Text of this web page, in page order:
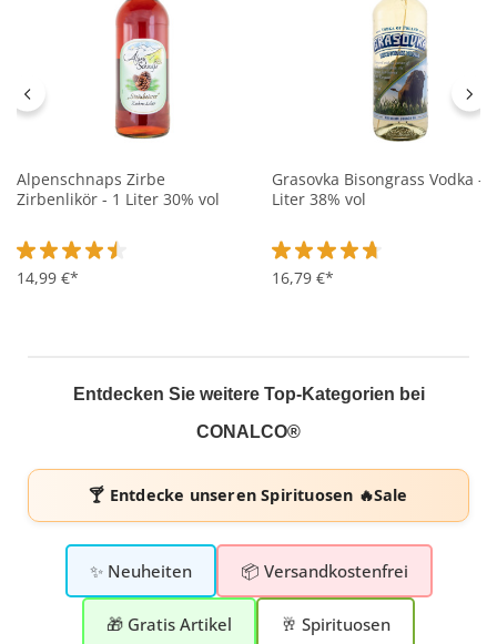
Alpenschnaps Zirbe
Zirbenlikör - 1 Liter 30% vol
Durchschnittliche Bewertung von 4.5 von 5 Sternen
14,99 €*
Grasovka Bisongrass Vodka - 1
Liter 38% vol
Durchschnittliche
16,79 €*
Entdecken Sie weitere Top-Kategorien bei
CONALCO®
🍸 Entdecke unserenSpirituosen 🔥Sale
✨ Neuheiten 📦 Versandkostenfrei
🎁 Gratis Artikel 🥂 Spirituosen